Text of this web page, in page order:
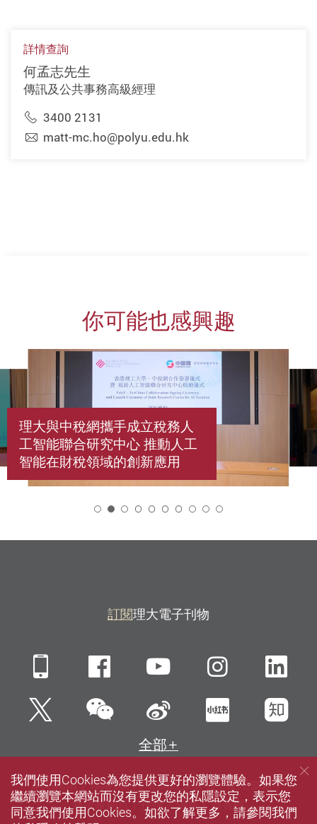
詳情查詢
何孟志先生
傳訊及公共事務高級經理
3400 2131
matt-mc.ho@polyu.edu.hk
你可能也感興趣
理大與中稅網攜手成立稅務人
工智能聯合研究中心 推動人工
智能在財稅領域的創新應用
訂閱理大電子刊物
Mobile FacebookYouTube
Twitter微信 新浪微博小紅書知
全部
網站指南 聯絡我們 私隱政策聲明
使用條款
無障礙網頁
招聘 傳媒 圖書館
我們使用Cookies為您提供更好的瀏覽體驗。如果您
繼續瀏覽本網站而沒有更改您的私隱設定，表示您
同意我們使用Cookies。如欲了解更多，請參閱我們